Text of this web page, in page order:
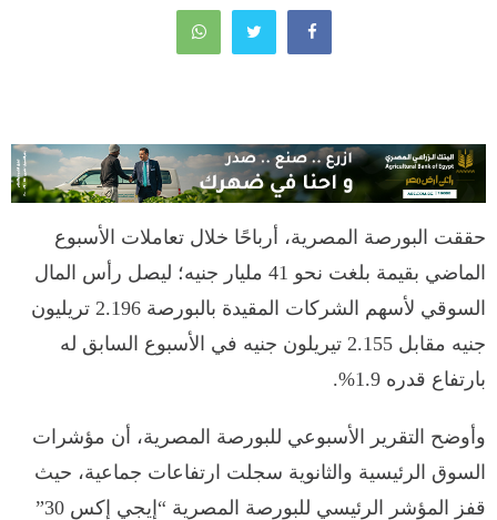
حققت البورصة المصرية، أرباحًا خلال تعاملات الأسبوع
الماضي بقيمة بلغت نحو 41 مليار جنيه؛ ليصل رأس المال
السوقي لأسهم الشركات المقيدة بالبورصة 2.196 تريليون
جنيه مقابل 2.155 تيريلون جنيه في الأسبوع السابق له
بارتفاع قدره 1.9%.
وأوضح التقرير الأسبوعي للبورصة المصرية، أن مؤشرات
السوق الرئيسية والثانوية سجلت ارتفاعات جماعية، حيث
قفز المؤشر الرئيسي للبورصة المصرية “إيجي إكس 30”